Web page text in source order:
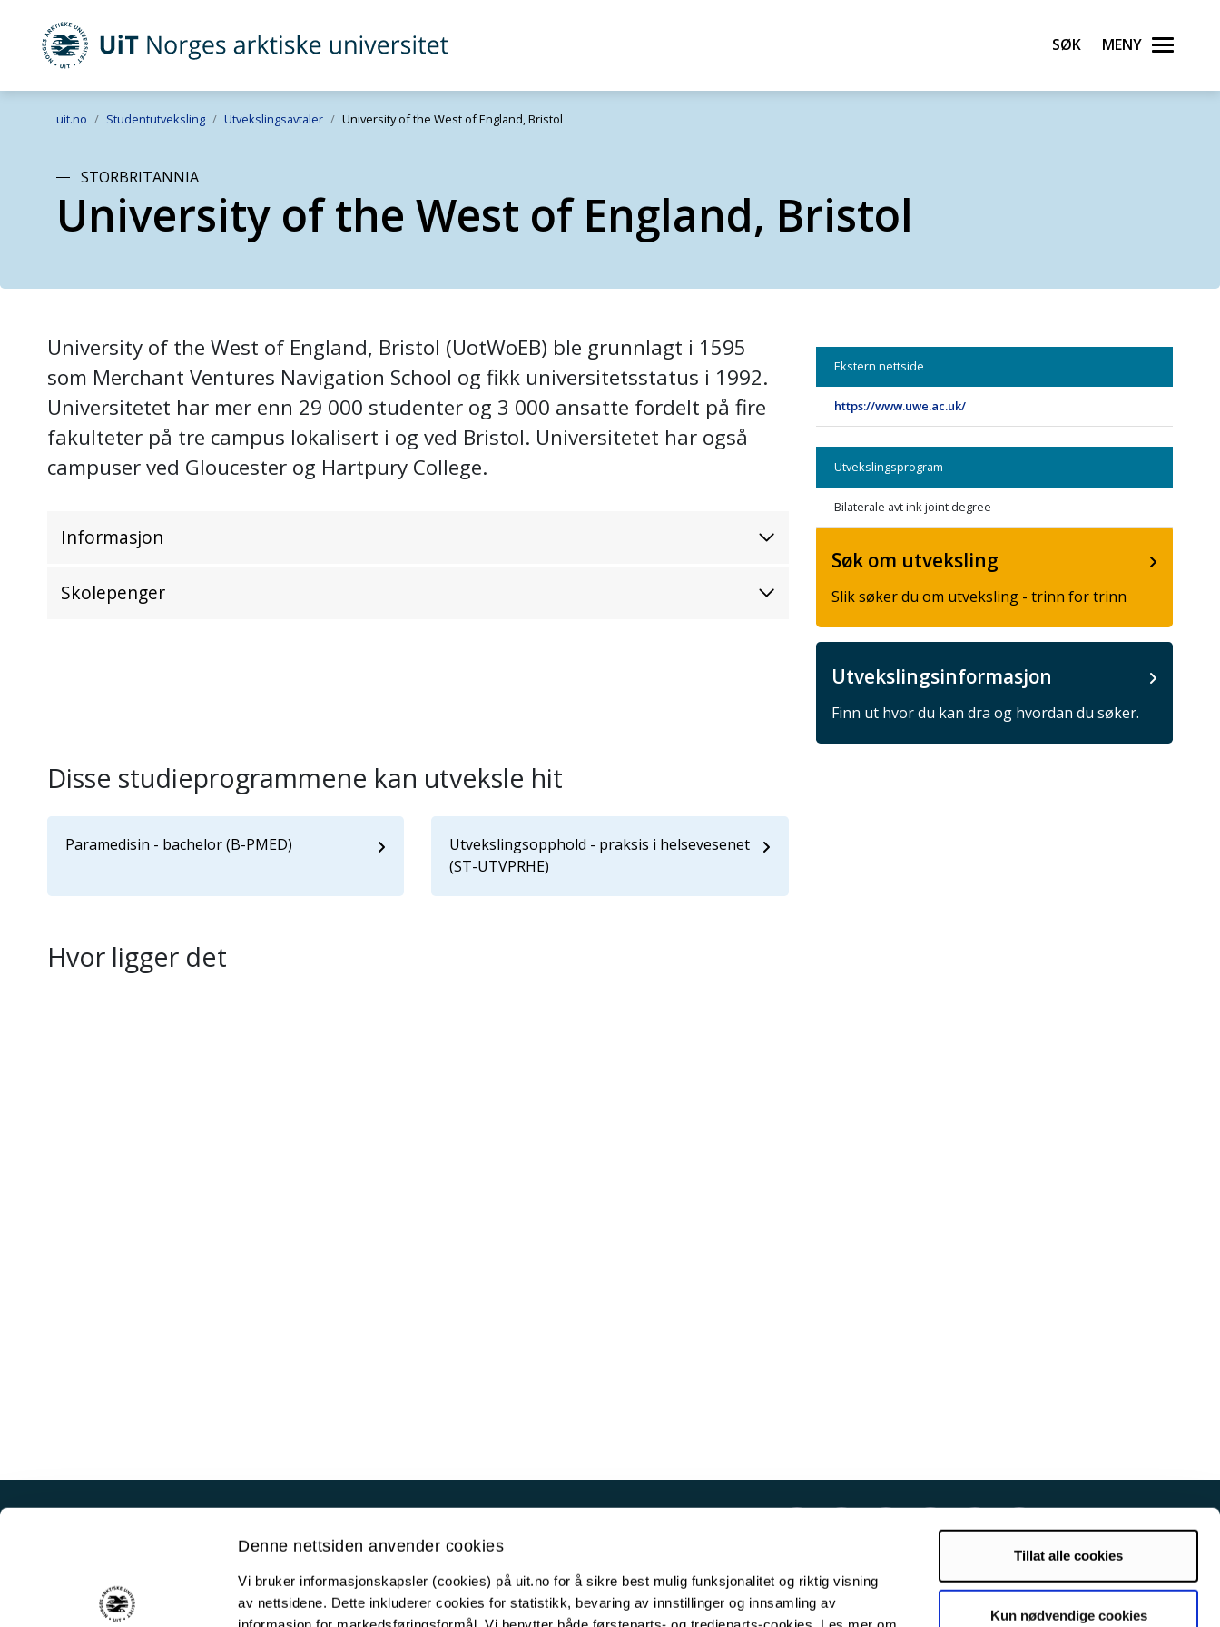
Denne nettsiden anvender cookies
Vi bruker informasjonskapsler (cookies) på uit.no for å sikre best mulig funksjonalitet og riktig visning
av nettsidene. Dette inkluderer cookies for statistikk, bevaring av innstillinger og innsamling av
Tillat alle cookies
Kun nødvendige cookies
Gå til hovedinnhold
UiT Norges arktiske universitet Søk Meny
uit.no Studentutveksling Utvekslingsavtaler University of the West of England, Bristol
STORBRITANNIA
University of the West of England, Bristol
University of the West of England, Bristol (UotWoEB) ble grunnlagt i 1595
som Merchant Ventures Navigation School og fikk universitetsstatus i 1992.
Universitetet har mer enn 29 000 studenter og 3 000 ansatte fordelt på fire
fakulteter på tre campus lokalisert i og ved Bristol. Universitetet har også
campuser ved Gloucester og Hartpury College.
Informasjon
Skolepenger
Ekstern nettside
https://www.uwe.ac.uk/
Utvekslingsprogram
Bilaterale avt ink joint degree
Søk om utveksling
Slik søker du om utveksling - trinn for trinn
Utvekslingsinformasjon
Finn ut hvor du kan dra og hvordan du søker.
Disse studieprogrammene kan utveksle hit
Paramedisin - bachelor (B-PMED)
Utvekslingsopphold - praksis i helsevesenet
(ST-UTVPRHE)
Hvor ligger det
Driftsmeldinger
Personvern ved UiT
For media
For skoler
Ledige stillinger